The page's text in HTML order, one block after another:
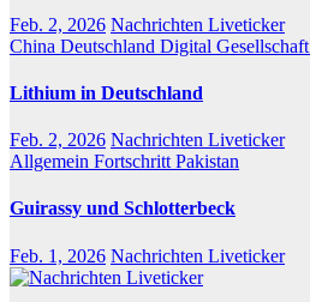
Feb. 2, 2026 Nachrichten Liveticker
China Deutschland Digital Gesellschaft
Lithium in Deutschland
Feb. 2, 2026 Nachrichten Liveticker
Allgemein Fortschritt Pakistan
Guirassy und Schlotterbeck
Feb. 1, 2026 Nachrichten Liveticker